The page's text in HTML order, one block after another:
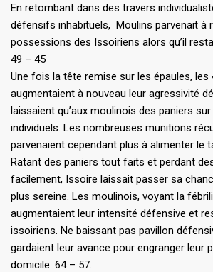
En retombant dans des travers
défensifs inhabituels, Moulins parvenait à
possessions des Issoiriens alors qu’il
49 – 45
Une fois la tête remise sur les épaules, les
augmentaient à nouveau leur agressivité
laissaient qu’aux moulinois des paniers
individuels. Les nombreuses munitions
parvenaient cependant plus à alimenter le
Ratant des paniers tout faits et perdant
facilement, Issoire laissait passer sa
plus sereine. Les moulinois, voyant la
augmentaient leur intensité défensive et
issoiriens. Ne baissant pas pavillon
gardaient leur avance pour engranger leur
domicile. 64 – 57.